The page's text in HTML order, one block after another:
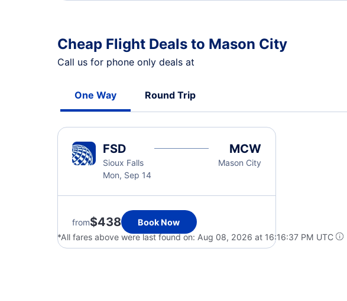
Cheap Flight Deals to Mason City
Call us for phone only deals at
One Way Round Trip
FSD
Sioux Falls
Mon, Sep 14
MCW
Mason City
from$438
Book Now
*All fares above were last found on: Aug 08, 2026 at 16:16:37 PM UTC